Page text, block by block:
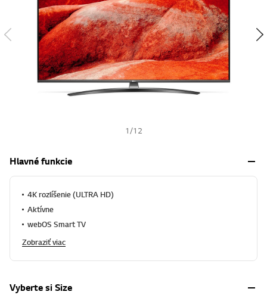
1 /12
Hlavné funkcie
4K rozlíšenie (ULTRA HD)
Aktívne
webOS Smart TV
Zobraziť viac
Vyberte si Size